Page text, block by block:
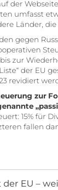
der
umfasst
Länder,
gegen
zur
der EU
revidiert
zur
15% für
fallen
der EU –